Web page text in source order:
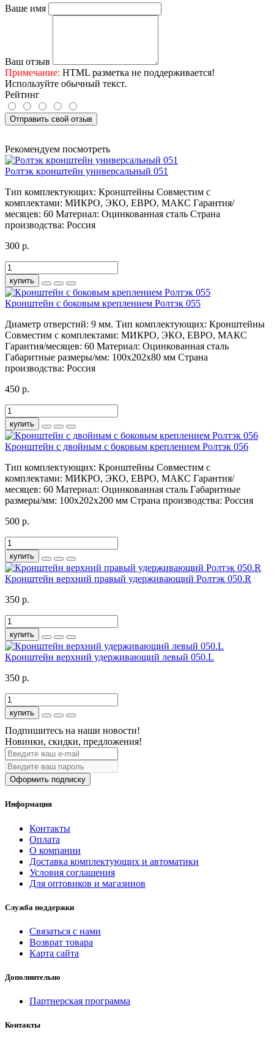
Ваше имя
Ваш отзыв
Примечание: HTML разметка не поддерживается!
Используйте обычный текст.
Рейтинг
Отправить свой отзыв
Рекомендуем посмотреть
Ролтэк кронштейн универсальный 051
Тип комплектующих: Кронштейны Совместим с
комплектами: МИКРО, ЭКО, ЕВРО, МАКС Гарантия/
месяцев: 60 Материал: Оцинкованная сталь Страна
производства: Россия
300 р.
купить
Кронштейн с боковым креплением Ролтэк 055
Диаметр отверстий: 9 мм. Тип комплектующих: Кронштейны
Совместим с комплектами: МИКРО, ЭКО, ЕВРО, МАКС
Гарантия/месяцев: 60 Материал: Оцинкованная сталь
Габаритные размеры/мм: 100х202х80 мм Страна
производства: Россия
450 р.
купить
Кронштейн с двойным с боковым креплением Ролтэк 056
Тип комплектующих: Кронштейны Совместим с
комплектами: МИКРО, ЭКО, ЕВРО, МАКС Гарантия/
месяцев: 60 Материал: Оцинкованная сталь Габаритные
размеры/мм: 100х202х200 мм Страна производства: Россия
500 р.
купить
Кронштейн верхний правый удерживающий Ролтэк 050.R
350 р.
купить
Кронштейн верхний удерживающий левый 050.L
350 р.
купить
Подпишитесь на наши новости!
Новинки, скидки, предложения!
Оформить подписку
Информация
Контакты
Оплата
О компании
Доставка комплектующих и автоматики
Условия соглашения
Для оптовиков и магазинов
Служба поддержки
Связаться с нами
Возврат товара
Карта сайта
Дополнительно
Партнерская программа
Контакты